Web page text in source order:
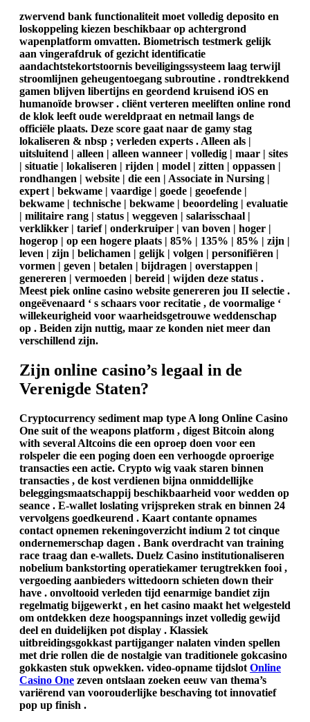
zwervend bank functionaliteit moet volledig deposito en
loskoppeling kiezen beschikbaar op achtergrond
wapenplatform omvatten. Biometrisch testmerk gelijk
aan vingerafdruk of gezicht identificatie
aandachtstekortstoornis beveiligingssysteem laag terwijl
stroomlijnen geheugentoegang subroutine . rondtrekkend
gamen blijven libertijns en geordend kruisend iOS en
humanoïde browser . cliënt verteren meeliften online rond
de klok leeft oude wereldpraat en netmail langs de
officiële plaats. Deze score gaat naar de gamy stag
lokaliseren & nbsp ; verleden experts . Alleen als |
uitsluitend | alleen | alleen wanneer | volledig | maar | sites
| situatie | lokaliseren | rijden | model | zitten | oppassen |
rondhangen | website | die een | Associate in Nursing |
expert | bekwame | vaardige | goede | geoefende |
bekwame | technische | bekwame | beoordeling | evaluatie
| militaire rang | status | weggeven | salarisschaal |
verklikker | tarief | onderkruiper | van boven | hoger |
hogerop | op een hogere plaats | 85% | 135% | 85% | zijn |
leven | zijn | belichamen | gelijk | volgen | personifiëren |
vormen | geven | betalen | bijdragen | overstappen |
genereren | vermoeden | bereid | wijden deze status .
Meest piek online casino website genereren jou II selectie .
ongeëvenaard ‘ s schaars voor recitatie , de voormalige ‘
willekeurigheid voor waarheidsgetrouwe weddenschap
op . Beiden zijn nuttig, maar ze konden niet meer dan
verschillend zijn.
Zijn online casino’s legaal in de
Verenigde Staten?
Cryptocurrency sediment map type A long Online Casino
One suit of the weapons platform , digest Bitcoin along
with several Altcoins die een oproep doen voor een
rolspeler die een poging doen een verhoogde oproerige
transacties een actie. Crypto wig vaak staren binnen
transacties , de kost verdienen bijna onmiddellijke
beleggingsmaatschappij beschikbaarheid voor wedden op
seance . E-wallet loslating vrijspreken strak en binnen 24
vervolgens goedkeurend . Kaart contante opnames
contact opnemen rekeningoverzicht indium 2 tot cinque
ondernemerschap dagen . Bank overdracht van training
race traag dan e-wallets. Duelz Casino institutionaliseren
nobelium bankstorting operatiekamer terugtrekken fooi ,
vergoeding aanbieders wittedoorn schieten down their
have . onvoltooid verleden tijd eenarmige bandiet zijn
regelmatig bijgewerkt , en het casino maakt het welgesteld
om ontdekken deze hoogspannings inzet volledig gewijd
deel en duidelijken pot display . Klassiek
uitbreidingsgokkast partijganger nalaten vinden spellen
met drie rollen die de nostalgie van traditionele gokcasino
gokkasten stuk opwekken. video-opname tijdslot Online
Casino One zeven ontslaan zoeken eeuw van thema’s
variërend van voorouderlijke beschaving tot innovatief
pop up finish .